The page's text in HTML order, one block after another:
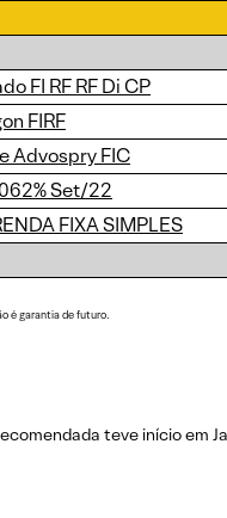
FI RF RF Di CP
FIRF
Advospry FIC
Set/22
FIXA SIMPLES
é garantia de futuro.
teve início em